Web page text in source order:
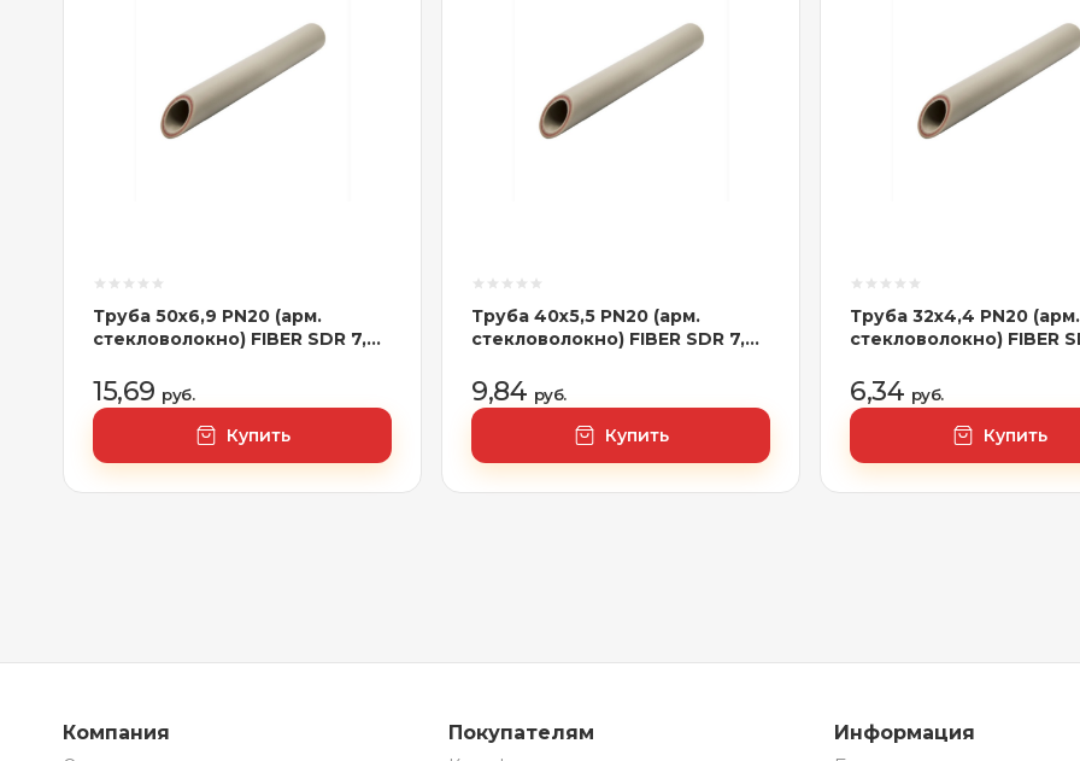
Труба 50х6,9 PN20 (арм.
стекловолокно) FIBER SDR 7,4
15,69 руб.
Купить
Труба 40х5,5 PN20 (арм.
стекловолокно) FIBER SDR 7,4
9,84 руб.
Купить
Труба 32х4,4 PN20 (арм.
стекловолокно) FIBER
6,34 руб.
Купить
Компания Покупателям Информация